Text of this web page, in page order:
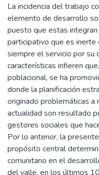
La incidencia del trabajo
elemento de desarrollo
puesto que estas
participativo que es inerte
siempre el servicio por su
características infieren
poblacional, se ha
donde la planificación
originado problemáticas a
actualidad son resultado
gestores sociales que
Por lo anterior, la
propósito central
comunitario en el
del valle, en los últimos